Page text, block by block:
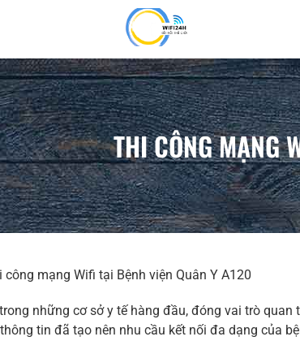
THI CÔNG MẠNG
công mạng Wifi tại Bệnh viện Quân Y A120
những cơ sở y tế hàng đầu, đóng vai trò
tin đã tạo nên nhu cầu kết nối đa dạng của